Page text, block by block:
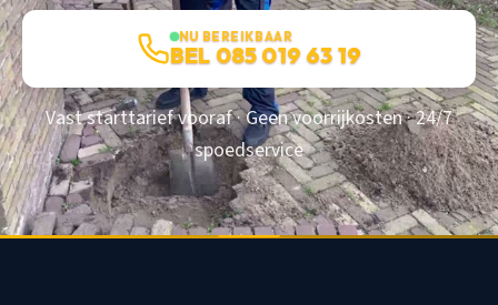
NU BEREIKBAAR
BEL 085 019 63 19
Vast starttarief vooraf · Geen voorrijkosten · 24/7
spoedservice